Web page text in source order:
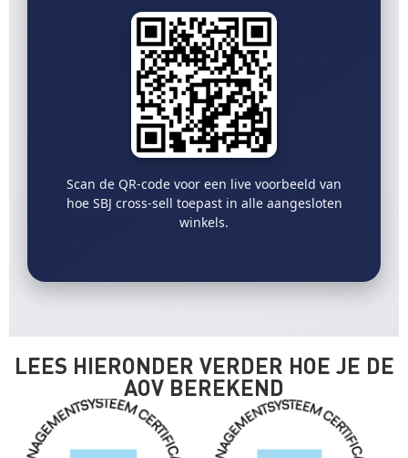
Scan de QR-code voor een live voorbeeld van
hoe SBJ cross-sell toepast in alle aangesloten
winkels.
LEES HIERONDER VERDER HOE JE DE
AOV BEREKEND